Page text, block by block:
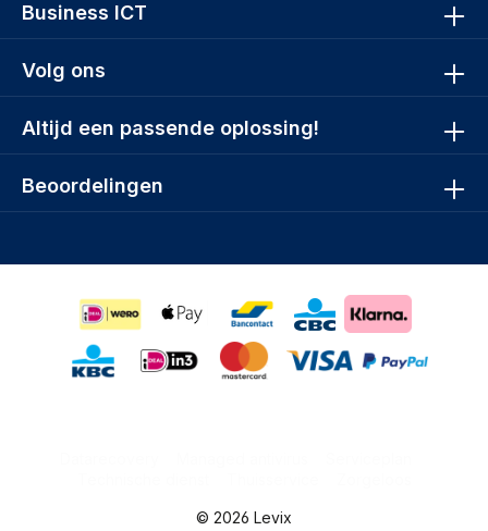
Volg ons
Altijd een passende oplossing!
Business ICT
Beoordelingen
© 2026 Levix